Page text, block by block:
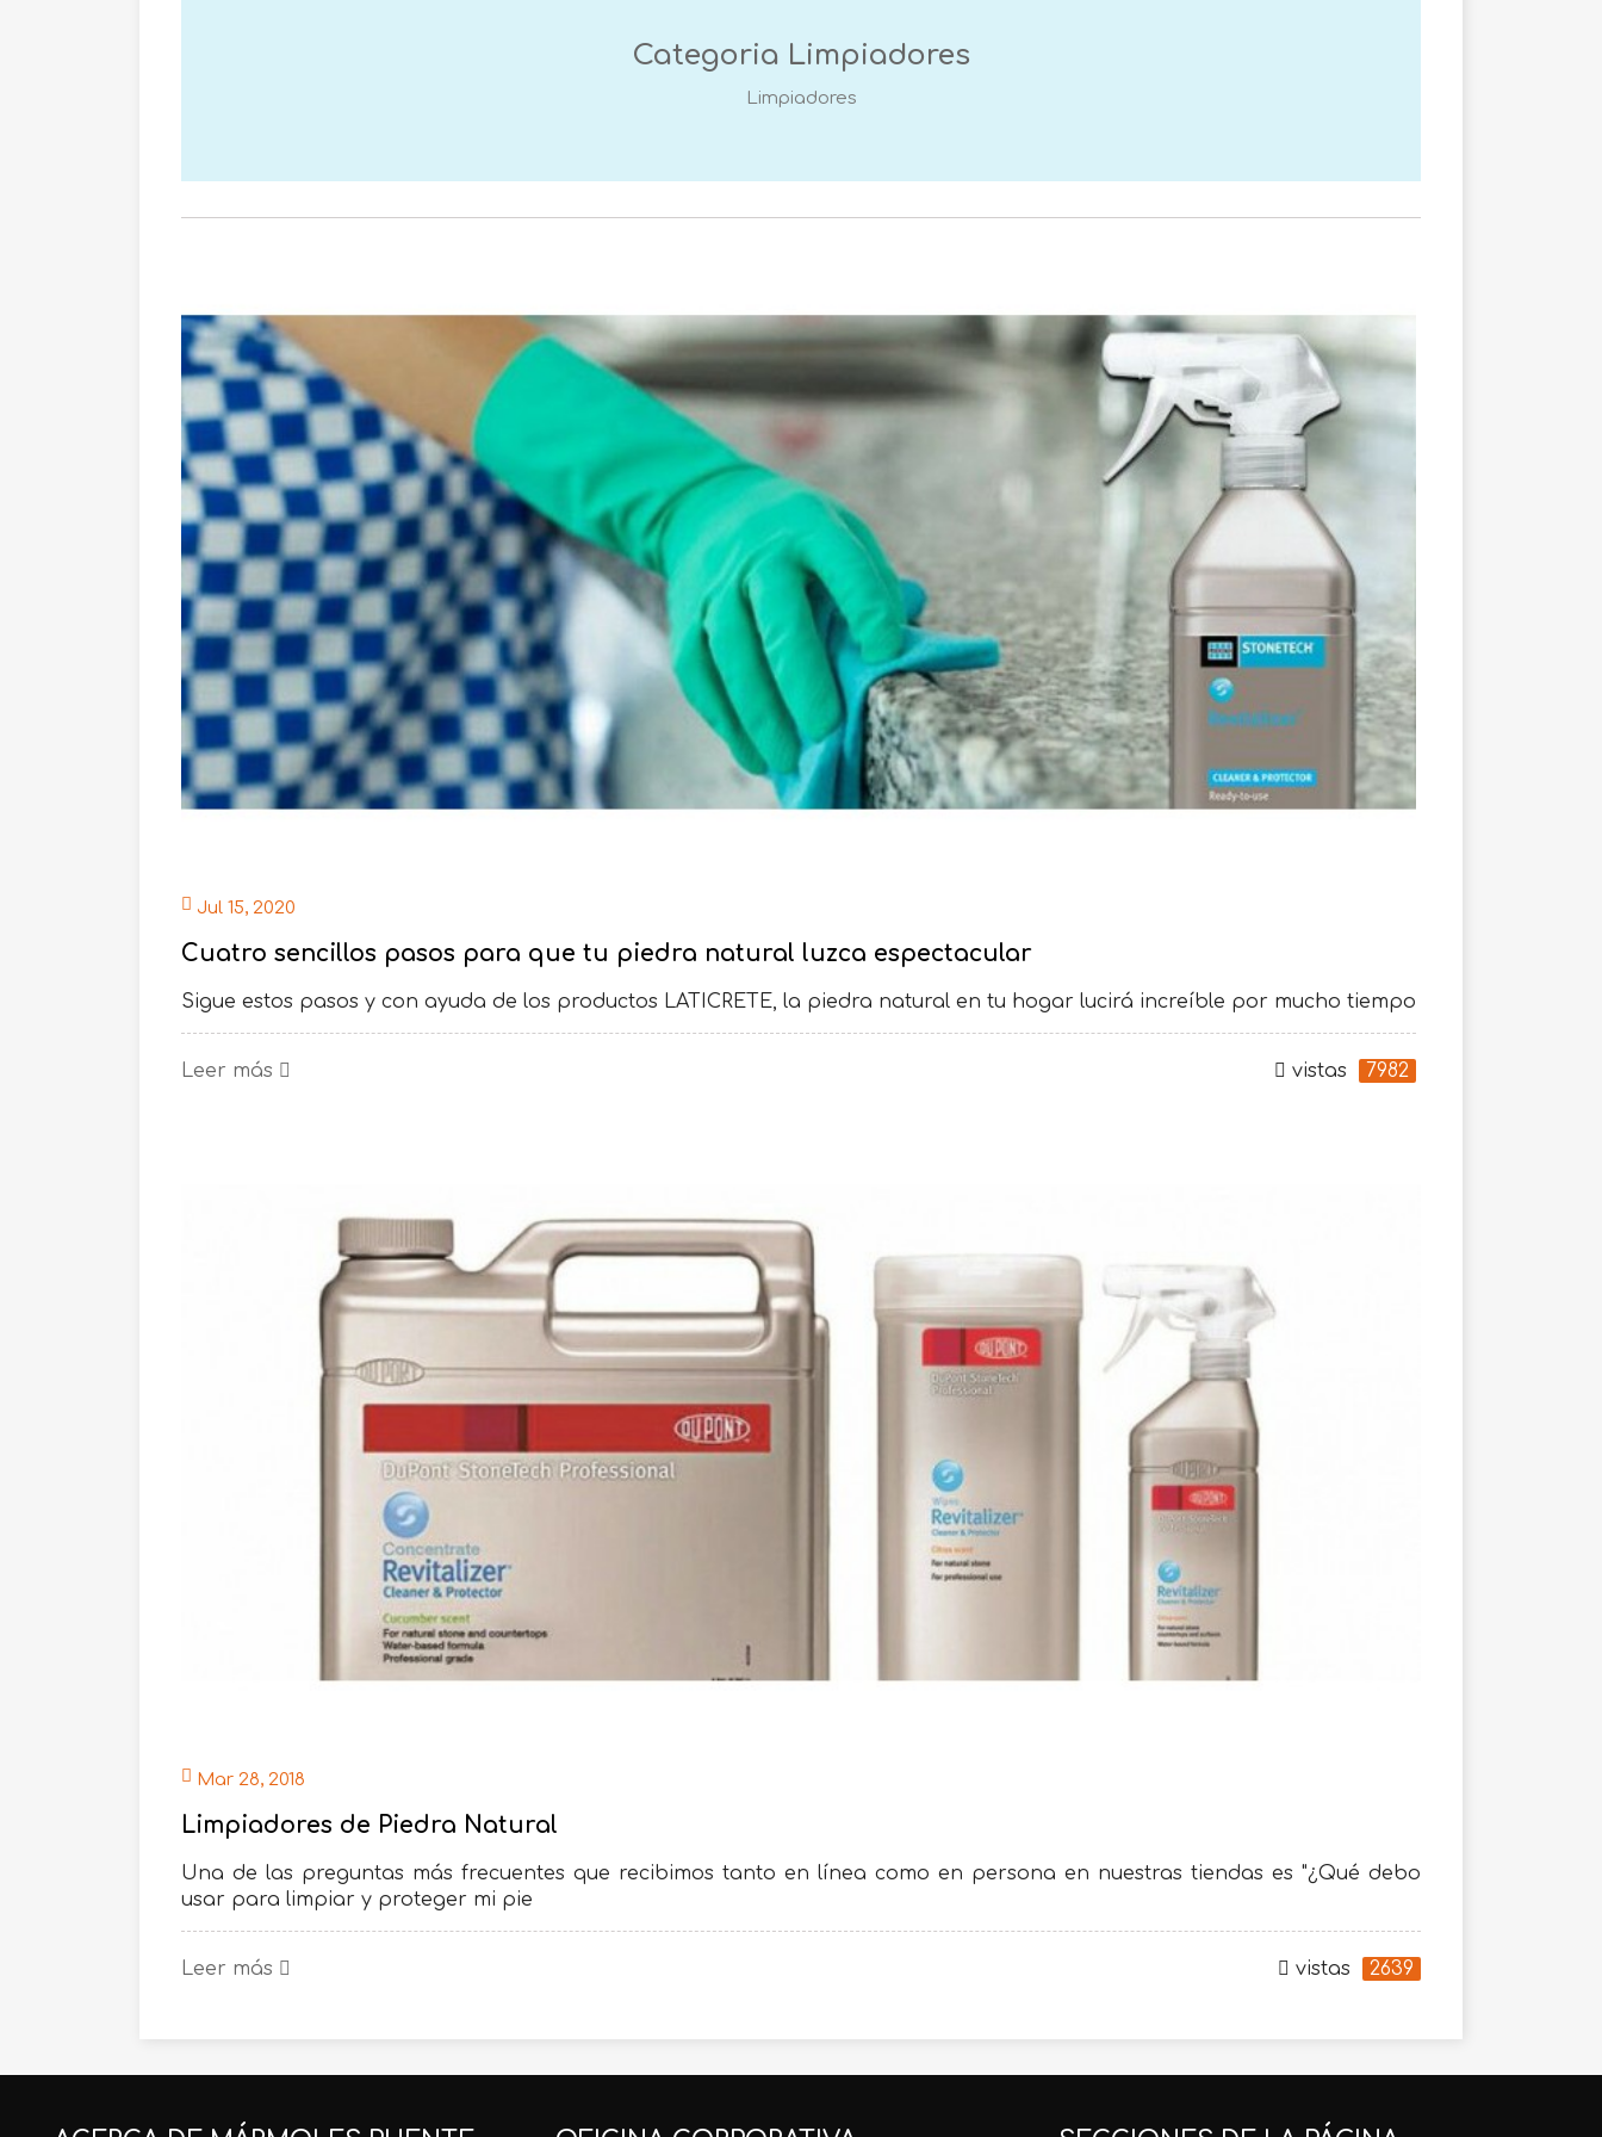
Categoria Limpiadores
Limpiadores
Jul 15, 2020
Cuatro sencillos pasos para que tu piedra natural luzca espectacular
Sigue estos pasos y con ayuda de los productos LATICRETE, la piedra natural en tu hogar lucirá increíble por mucho tiempo
Leer más vistas 7982
Mar 28, 2018
Limpiadores de Piedra Natural
Una de las preguntas más frecuentes que recibimos tanto en línea como en persona en nuestras tiendas es "¿Qué debo
usar para limpiar y proteger mi pie
Leer más vistas 2639